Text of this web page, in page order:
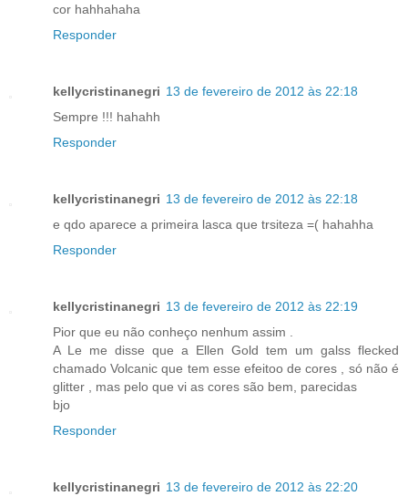
cor hahhahaha
Responder
kellycristinanegri 13 de fevereiro de 2012 às 22:18
Sempre !!! hahahh
Responder
kellycristinanegri 13 de fevereiro de 2012 às 22:18
e qdo aparece a primeira lasca que trsiteza =( hahahha
Responder
kellycristinanegri 13 de fevereiro de 2012 às 22:19
Pior que eu não conheço nenhum assim .
A Le me disse que a Ellen Gold tem um galss flecked
chamado Volcanic que tem esse efeitoo de cores , só não é
glitter , mas pelo que vi as cores são bem, parecidas
bjo
Responder
kellycristinanegri 13 de fevereiro de 2012 às 22:20